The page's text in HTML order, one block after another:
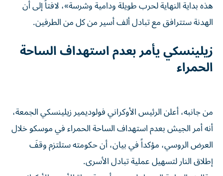
هذه بداية النهاية لحرب طويلة ودامية وشرسة»، لافتاً إلى أن
الهدنة ستترافق مع تبادل ألف أسير من كل من الطرفين.
زيلينسكي يأمر بعدم استهداف الساحة
الحمراء
من جانبه، أعلن الرئيس الأوكراني فولوديمير زيلينسكي الجمعة،
أنه أمر الجيش بعدم استهداف الساحة الحمراء في موسكو خلال
العرض الروسي، مؤكداً في بيان، أن حكومته ستلتزم وقفَ
إطلاق النار لتسهيل عملية تبادل الأسرى.